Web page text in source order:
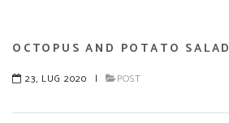
OCTOPUS AND POTATO SALAD
23, LUG 2020 | POST